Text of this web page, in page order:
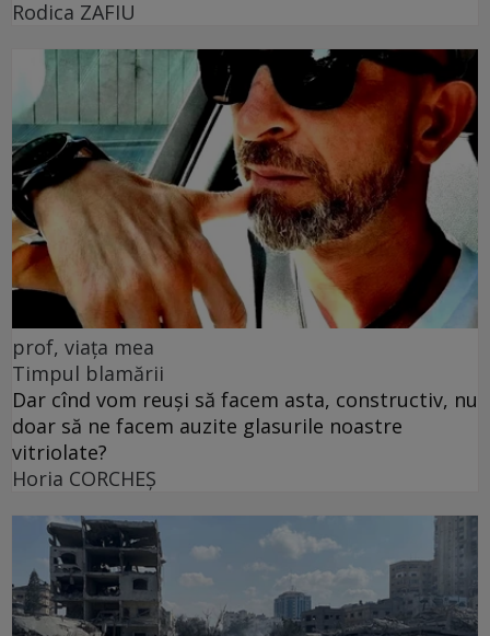
Rodica ZAFIU
prof, viața mea
Timpul blamării
Dar cînd vom reuși să facem asta, constructiv, nu
doar să ne facem auzite glasurile noastre
vitriolate?
Horia CORCHEŞ